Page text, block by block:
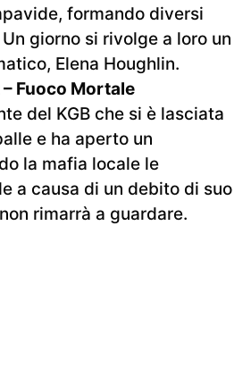
formando diversi
Un giorno si rivolge a loro un
Elena Houghlin.
Fuoco Mortale
del KGB che si è lasciata
e ha aperto un
la mafia locale le
a causa di un debito di suo
rimarrà a guardare.